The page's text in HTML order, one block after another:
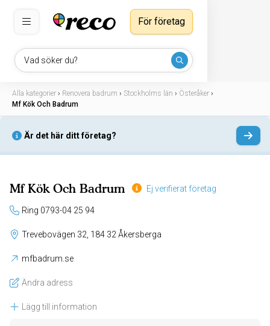
Vad söker du?
För företag
Alla kategorier › Renovera badrum › Stockholms län › Österåker ›
Mf Kök Och Badrum
Är det här ditt företag?
Mf Kök Och Badrum Ej verifierat företag
Ring 0793-04 25 94
Trevebovägen 32, 184 32 Åkersberga
mfbadrum.se
Ändra adress
Lägg till information